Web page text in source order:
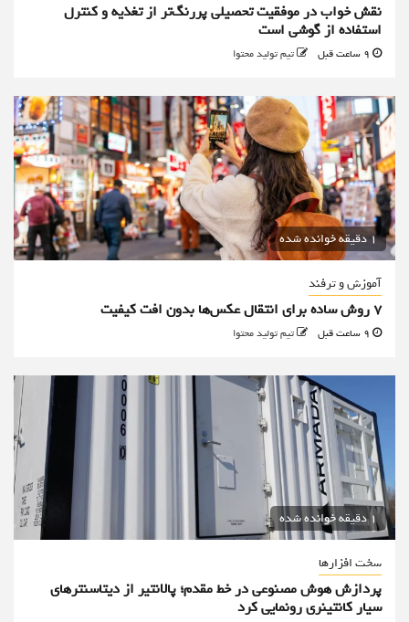
نقش خواب در موفقیت تحصیلی پررنگ‌تر از تغذیه و کنترل
استفاده از گوشی است
تیم تولید محتوا
1 دقیقه خوانده شده
آموزش و ترفند
۷ روش ساده برای انتقال عکس‌ها بدون افت کیفیت
تیم تولید محتوا
1 دقیقه خوانده شده
سخت افزارها
پردازش هوش مصنوعی در خط مقدم؛ پالانتیر از دیتاسنترهای
سیار کانتینری رونمایی کرد